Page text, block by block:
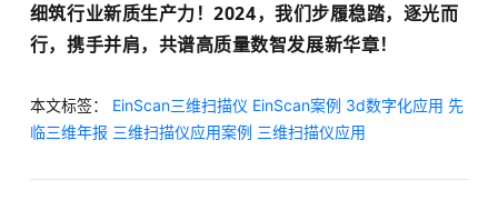
细筑行业新质生产力！2024，我们步履稳踏，逐光而
行， 携手并肩，共谱高质量数智发展新华章！
本文标签： EinScan三维扫描仪 EinScan案例 3d数字化应用 先
临三维年报 三维扫描仪应用案例 三维扫描仪应用